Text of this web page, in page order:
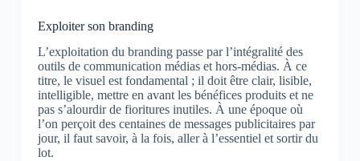
Exploiter son branding
L’exploitation du branding passe par l’intégralité des
outils de communication médias et hors-médias. À ce
titre, le visuel est fondamental ; il doit être clair, lisible,
intelligible, mettre en avant les bénéfices produits et ne
pas s’alourdir de fioritures inutiles. À une époque où
l’on perçoit des centaines de messages publicitaires par
jour, il faut savoir, à la fois, aller à l’essentiel et sortir du
lot.